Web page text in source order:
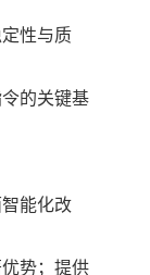
性与质
的关键基
能化改
势；提供